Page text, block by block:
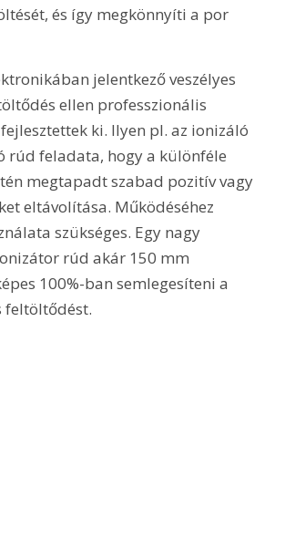
és így megkönnyíti a por
jelentkező veszélyes
ellen professzionális
ki. Ilyen pl. az ionizáló
rúd feladata, hogy a különféle
megtapadt szabad pozitív vagy
eltávolítása. Működéséhez
szükséges. Egy nagy
rúd akár 150 mm
100%-ban semlegesíteni a
feltöltődést.